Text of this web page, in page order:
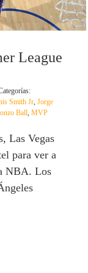
League
Smith Jr, Jorge
Ball, MVP
Las Vegas
para ver a
NBA. Los